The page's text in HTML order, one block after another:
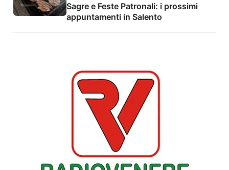
Sagre e Feste Patronali: i prossimi
appuntamenti in Salento